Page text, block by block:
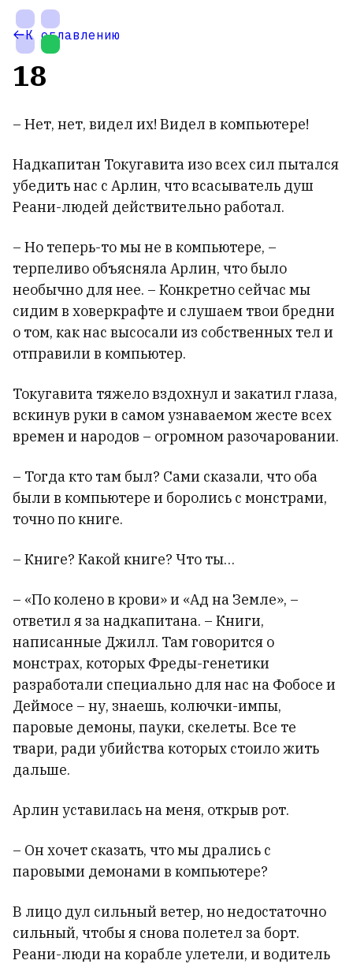
На
главную
Настройки
темы
К оглавлению
18
– Нет, нет, видел их! Видел в компьютере!
Надкапитан Токугавита изо всех сил пытался
убедить нас с Арлин, что всасыватель душ
Реани-людей действительно работал.
– Но теперь-то мы не в компьютере, –
терпеливо объясняла Арлин, что было
необычно для нее. – Конкретно сейчас мы
сидим в ховеркрафте и слушаем твои бредни
о том, как нас высосали из собственных тел и
отправили в компьютер.
Токугавита тяжело вздохнул и закатил глаза,
вскинув руки в самом узнаваемом жесте всех
времен и народов – огромном разочаровании.
– Тогда кто там был? Сами сказали, что оба
были в компьютере и боролись с монстрами,
точно по книге.
– Книге? Какой книге? Что ты…
– «По колено в крови» и «Ад на Земле», –
ответил я за надкапитана. – Книги,
написанные Джилл. Там говорится о
монстрах, которых Фреды-генетики
разработали специально для нас на Фобосе и
Деймосе – ну, знаешь, колючки-импы,
паровые демоны, пауки, скелеты. Все те
твари, ради убийства которых стоило жить
дальше.
Арлин уставилась на меня, открыв рот.
– Он хочет сказать, что мы дрались с
паровыми демонами в компьютере?
В лицо дул сильный ветер, но недостаточно
сильный, чтобы я снова полетел за борт.
Реани-люди на корабле улетели, и водитель